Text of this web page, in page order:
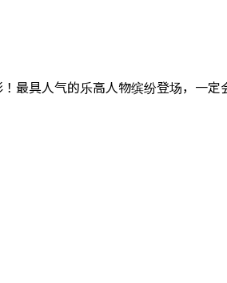
最具人气的乐高人物缤纷登场，一定